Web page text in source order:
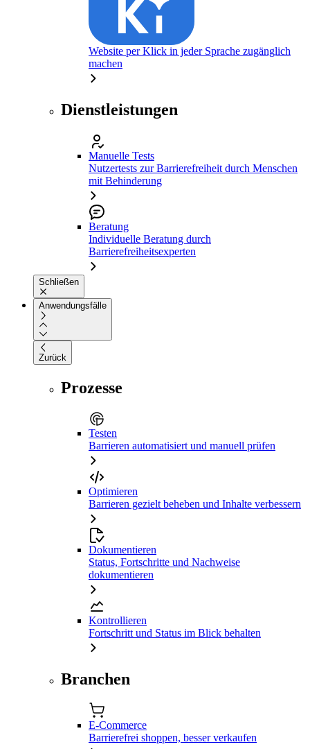
Website per Klick in jeder Sprache zugänglich
machen
Dienstleistungen
Manuelle Tests
Nutzertests zur Barrierefreiheit durch Menschen
mit Behinderung
Beratung
Individuelle Beratung durch
Barrierefreiheitsexperten
Schließen
Anwendungsfälle
Zurück
Prozesse
Testen
Barrieren automatisiert und manuell prüfen
Optimieren
Barrieren gezielt beheben und Inhalte verbessern
Dokumentieren
Status, Fortschritte und Nachweise
dokumentieren
Kontrollieren
Fortschritt und Status im Blick behalten
Branchen
E-Commerce
Barrierefrei shoppen, besser verkaufen